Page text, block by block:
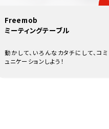
Freemob
ミーティングテーブル
動かして、いろんなカタチにして、コミ
ュニケーションしよう！